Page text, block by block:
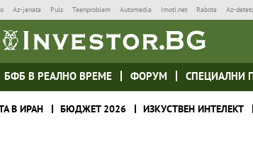
Az-jenata Puls Teenproblem Automedia Imoti.net Rabota Az-
БФБ В РЕАЛНО ВРЕМЕ ФОРУМ СПЕЦИАЛНИ
В ИРАН БЮДЖЕТ 2026 ИЗКУСТВЕН ИНТЕЛЕКТ